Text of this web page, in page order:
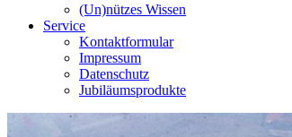
(Un)nützes Wissen
Service
Kontaktformular
Impressum
Datenschutz
Jubiläumsprodukte